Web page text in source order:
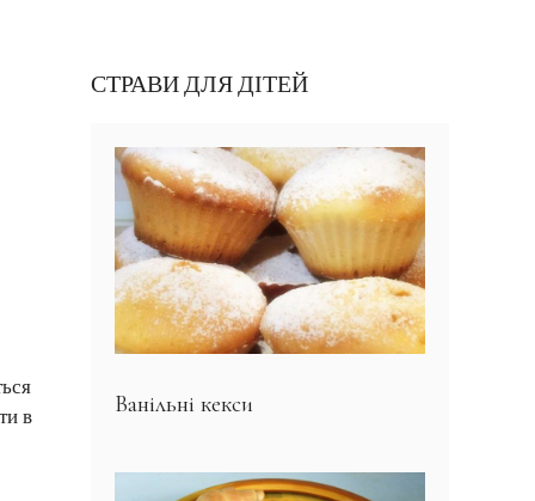
в
СТРАВИ ДЛЯ ДІТЕЙ
Ванільні кекси